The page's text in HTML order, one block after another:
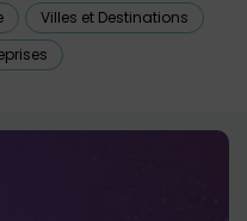
Villes et Destinations